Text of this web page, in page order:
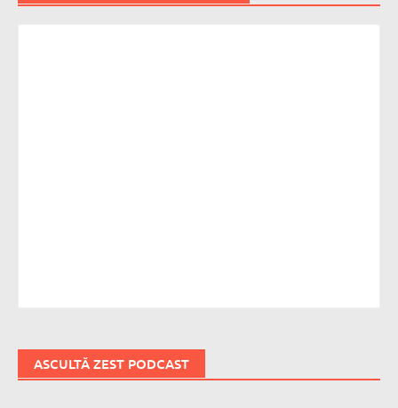
ASCULTĂ ZEST PODCAST